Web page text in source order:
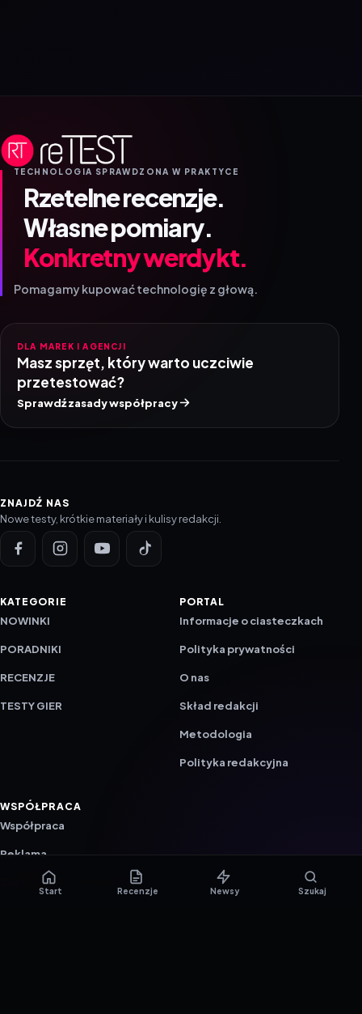
TECHNOLOGIA SPRAWDZONA W PRAKTYCE
Rzetelne recenzje.
Własne pomiary.
Konkretny werdykt.
Pomagamy kupować technologię z głową.
DLA MAREK I AGENCJI
Masz sprzęt, który warto uczciwie
przetestować?
Sprawdź zasady współpracy
ZNAJDŹ NAS
Nowe testy, krótkie materiały i kulisy redakcji.
KATEGORIE
NOWINKI
PORADNIKI
RECENZJE
TESTY GIER
PORTAL
Informacje o ciasteczkach
Polityka prywatności
O nas
Skład redakcji
Metodologia
Polityka redakcyjna
WSPÓŁPRACA
Współpraca
Reklama
ZAŁÓŻ KONTO PRASOWE
Start Recenzje Newsy Szukaj